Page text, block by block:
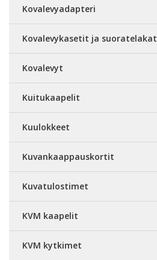
Kovalevyadapteri
Kovalevykasetit ja suoratelakat
Kovalevyt
Kuitukaapelit
Kuulokkeet
Kuvankaappauskortit
Kuvatulostimet
KVM kaapelit
KVM kytkimet